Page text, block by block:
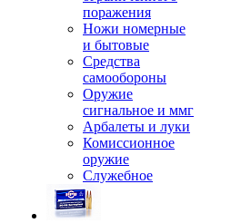
поражения
Ножи номерные
и бытовые
Средства
самообороны
Оружие
сигнальное и ммг
Арбалеты и луки
Комиссионное
оружие
Служебное